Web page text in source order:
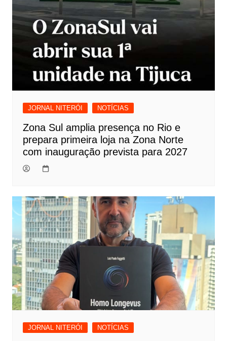
JORNAL NITERÓI NOTÍCIAS
Zona Sul amplia presença no Rio e
prepara primeira loja na Zona Norte
com inauguração prevista para 2027
JORNAL NITERÓI NOTÍCIAS